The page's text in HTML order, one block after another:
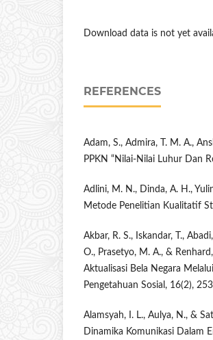
Download data is not yet
REFERENCES
Adam, S., Admira, T. M. A.,
PPKN “Nilai-Nilai Luhur Dan
Adlini, M. N., Dinda, A. H.,
Metode Penelitian Kualitatif
Akbar, R. S., Iskandar, T.,
O., Prasetyo, M. A., &
Aktualisasi Bela Negara
Pengetahuan Sosial, 16(2),
Alamsyah, I. L., Aulya, N., &
Dinamika Komunikasi Dalam